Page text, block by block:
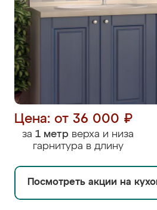
Цена: от 36 000 ₽
за 1 метр верха и низа
гарнитура в длину
Посмотреть акции на